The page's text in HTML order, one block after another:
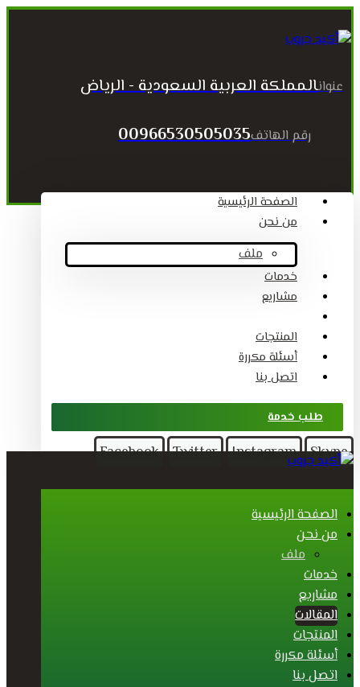
عنوانالمملكة العربية السعودية - الرياض
رقم الهاتف00966530505035
الصفحة الرئيسية
من نحن
ملف
خدمات
مشاريع
المنتجات
أسئلة مكررة
اتصل بنا
طلب خدمة
Facebook Twitter Instagram Skype
الصفحة الرئيسية
من نحن
ملف
خدمات
مشاريع
المقالات
المنتجات
أسئلة مكررة
اتصل بنا